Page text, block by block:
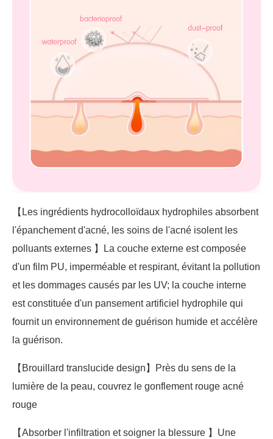
【Les ingrédients hydrocolloïdaux hydrophiles absorbent
l'épanchement d'acné, les soins de l'acné isolent les
polluants externes 】La couche externe est composée
d'un film PU, imperméable et respirant, évitant la pollution
et les dommages causés par les UV; la couche interne
est constituée d'un pansement artificiel hydrophile qui
fournit un environnement de guérison humide et accélère
la guérison.
【Brouillard translucide design】Près du sens de la
lumière de la peau, couvrez le gonflement rouge acné
rouge
【Absorber l'infiltration et soigner la blessure 】Une